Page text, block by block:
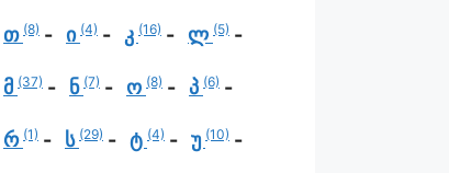
თ (8) ი (4) კ (16) ლ (5)
მ (37) ნ (7) ო (8) პ (6)
რ (1) ს (29) ტ (4) უ (10)